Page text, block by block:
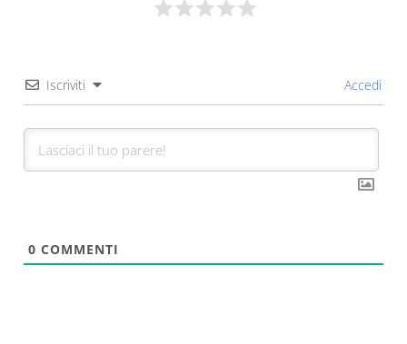
Iscriviti Accedi
0 COMMENTI